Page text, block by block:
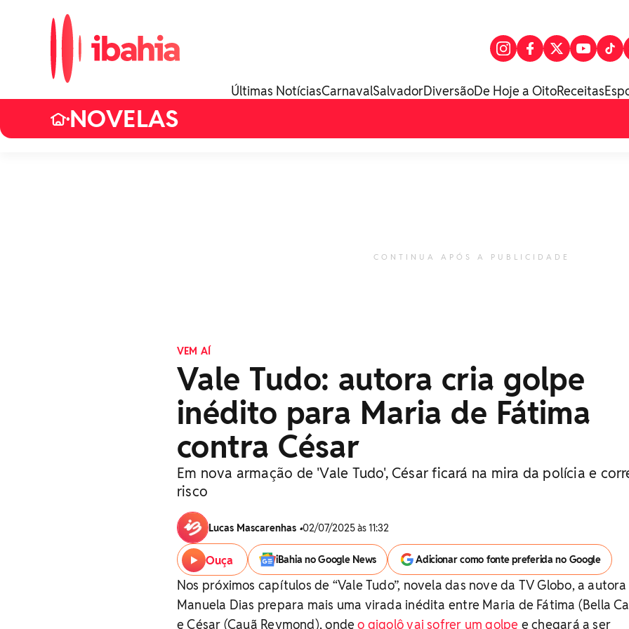
Últimas NotíciasCarnavalSalvadorDiversãoDe Hoje a OitoReceitas
•NOVELAS
CONTINUA APÓS A PUBLICIDADE
VEM AÍ
Vale Tudo: autora cria golpe
inédito para Maria de Fátima
contra César
Em nova armação de 'Vale Tudo', César ficará na mira da polícia e
risco
Lucas Mascarenhas •02/07/2025 às 11:32
Ouça iBahia no Google News Adicionar como fonte preferida no Google
Nos próximos capítulos de “Vale Tudo”, novela das nove da TV Globo, a autora
Manuela Dias prepara mais uma virada inédita entre Maria de Fátima (Bella
e César (Cauã Reymond), ondeo gigolô vai sofrer um golpe e chegará a ser